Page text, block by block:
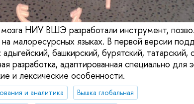
НИУ ВШЭ разработали инструмент,
малоресурсных языках. В первой версии
башкирский, бурятский, татарский,
разработка, адаптированная специально для
и лексические особенности.
и аналитика
Вышка глобальная